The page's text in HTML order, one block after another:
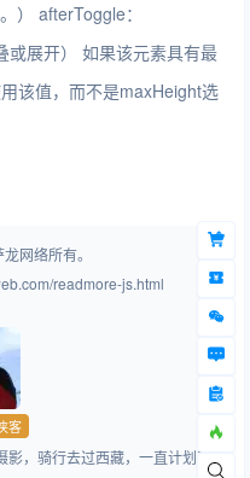
） afterToggle：
或展开） 如果该元素具有最
该值，而不是maxHeight选
网络所有。
readmore-js.html
客
，骑行去过西藏，一直计划再